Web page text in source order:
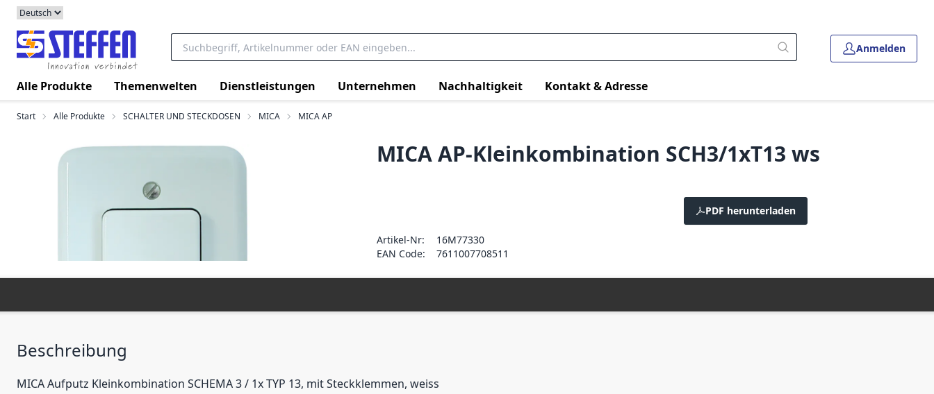
Anmelden
Alle Produkte Themenwelten Dienstleistungen Unternehmen Nachhaltigkeit Kontakt & Adresse
Start Alle Produkte SCHALTER UND STECKDOSEN MICA MICA AP
MICA AP-Kleinkombination SCH3/1xT13 ws
PDF herunterladen
Artikel-Nr:
16M77330
EAN Code:
7611007708511
Beschreibung
MICA Aufputz Kleinkombination SCHEMA 3 / 1x TYP 13, mit Steckklemmen, weiss